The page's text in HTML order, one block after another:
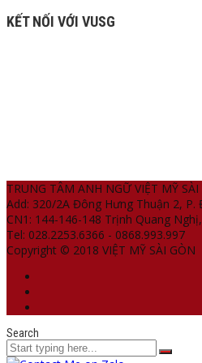
KẾT NỐI VỚI VUSG
TRUNG TÂM ANH NGỮ VIỆT MỸ SÀI
Add: 320/2A Đông Hưng Thuận 2,
CN1: 144-146-148 Trịnh Quang
Tel: 028.2253.6366 - 0868.993.997
Copyright © 2018 VIỆT MỸ SÀI GÒN
Search